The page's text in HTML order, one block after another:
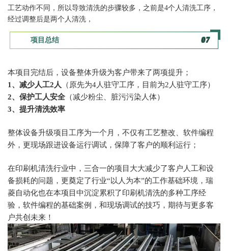
工艺动作不同，所以导致清洗的步骤较多，之前是4个人清洗工序，
经过调整后是两个人清洗，
项目总结 07
本项目完结后，设备整体升级为客户带来了两项提升；
1、减少人工2人
（原先为4人驻守工序，目前为2人驻守工序）
2、保护工人安全（减少粉尘、脏污污染人体）
3、提升清洗效率
整体设备升级项目工序为一个月，不仅有工艺整改、软件编程
外，更现场跟进设备运行调试，保障了客户的顺利运行；
在印刷机清洗行业中，三合一的项目大大减少了客户人工和设
备损耗的问题，更奠定了行业“以人为本”的工作基础环境，瑞
菱自动化也在本项目中沉淀累积了印刷机清洗的多种工序经
验，软件编程的基础案例，和现场调试的技巧，期待与更多客
户共创未来！